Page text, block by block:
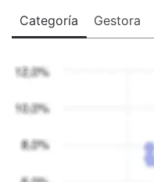
Categoría Gestora